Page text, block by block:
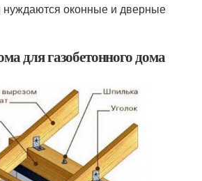
нуждаются оконные и дверные
для газобетонного дома